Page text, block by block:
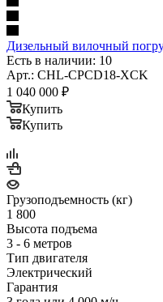
Дизельный вилочный
Есть в наличии: 10
Арт.: CHL-CPCD18-XCK
1 040 000 ₽
Купить
Купить
Грузоподъемность (кг)
1 800
Высота подъема
3 - 6 метров
Тип двигателя
Электрический
Гарантия